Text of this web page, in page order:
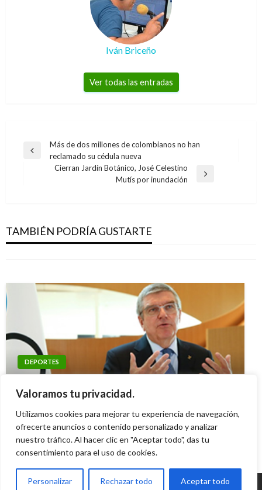
Valoramos tu privacidad.
Utilizamos cookies para mejorar tu experiencia de navegación,
ofrecerte anuncios o contenido personalizado y analizar
nuestro tráfico. Al hacer clic en "Aceptar todo", das tu
consentimiento para el uso de cookies.
Personalizar Rechazar todo Aceptar todo
Iván Briceño
Ver todas las entradas
Navegación
Entrada
Más de dos millones de colombianos no han
reclamado su cédula nueva
Cierran Jardín Botánico, José Celestino
Mutís por inundación
TAMBIÉN PODRÍA GUSTARTE
clasificatorio de la UCI
Iván Briceño miércoles diciembre 2, 2015
camino al Mundial-2018
DEPORTES
iguales a las programadas para 2020
Iván Briceño miércoles marzo 25, 2020
DEPORTES
Falcao García: La ficha clave para acabar con
Iván Briceño viernes septiembre 7, 2012